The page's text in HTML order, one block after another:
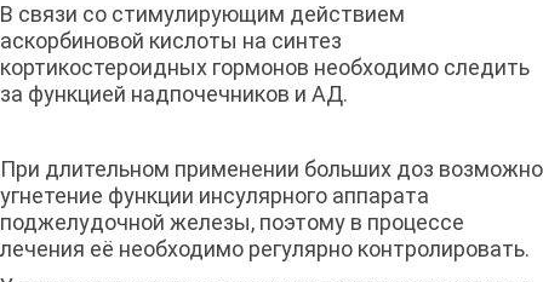
В связи со стимулирующим действием
аскорбиновой кислоты на синтез
кортикостероидных гормонов необходимо следить
за функцией надпочечников и АД.
При длительном применении больших доз возможно
угнетение функции инсулярного аппарата
поджелудочной железы, поэтому в процессе
лечения её необходимо регулярно контролировать.